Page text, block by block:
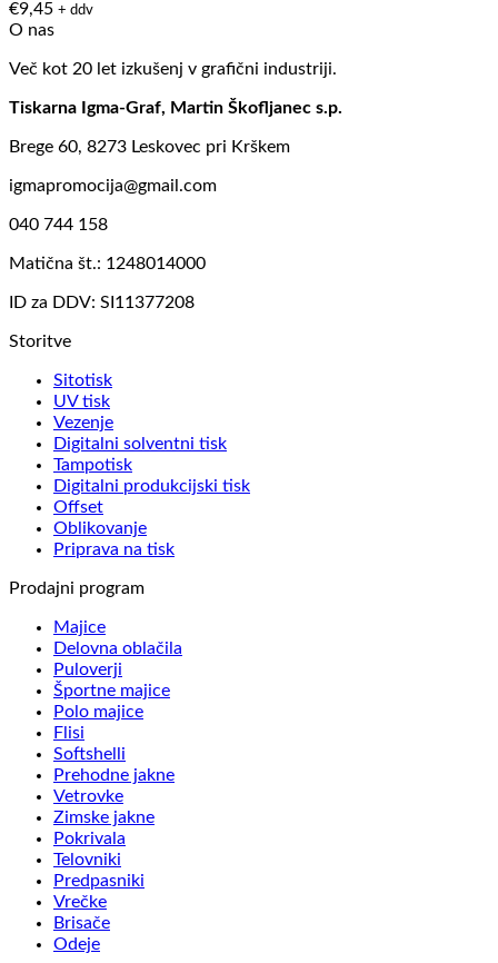
€9,45 + ddv
O nas
Več kot 20 let izkušenj v grafični industriji.
Tiskarna Igma-Graf, Martin Škofljanec s.p.
Brege 60, 8273 Leskovec pri Krškem
igmapromocija@gmail.com
040 744 158
Matična št.: 1248014000
ID za DDV: SI11377208
Storitve
Sitotisk
UV tisk
Vezenje
Digitalni solventni tisk
Tampotisk
Digitalni produkcijski tisk
Offset
Oblikovanje
Priprava na tisk
Prodajni program
Majice
Delovna oblačila
Puloverji
Športne majice
Polo majice
Flisi
Softshelli
Prehodne jakne
Vetrovke
Zimske jakne
Pokrivala
Telovniki
Predpasniki
Vrečke
Brisače
Odeje